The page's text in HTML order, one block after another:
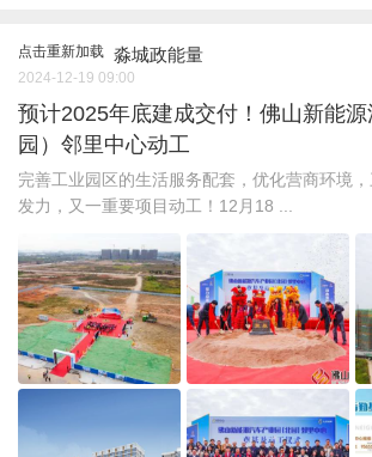
点击重新加载 淼城政能量
2024-12-19 09:00
预计2025年底建成交付！佛山新能
园）邻里中心动工
完善工业园区的生活服务配套，优化营商环境
发力，又一重要项目动工！12月18 ...